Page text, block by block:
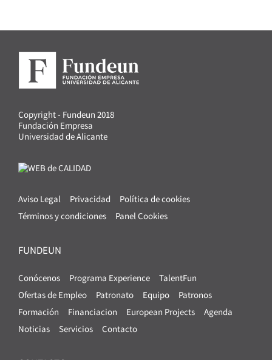
Copyright - Fundeun 2018
Fundación Empresa
Universidad de Alicante
Aviso Legal Privacidad
Política de cookies
Términos y condiciones
Panel Cookies
FUNDEUN
Conócenos Programa Experience
TalentFun
Ofertas de Empleo
Patronato Equipo
Patronos
Formación
Financiacion European Projects
Agenda
Noticias
Servicios Contacto